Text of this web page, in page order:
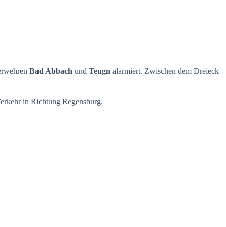
Bad Abbach und Teugn alar­miert. Zwi­schen dem Drei­eck
in Rich­tung Regens­burg.